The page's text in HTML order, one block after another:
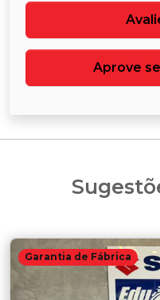
Aprove
Garantia de Fábrica